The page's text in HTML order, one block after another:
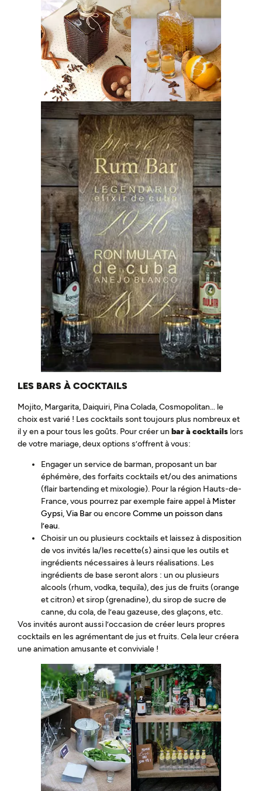
LES BARS À COCKTAILS
Mojito, Margarita, Daiquiri, Pina Colada, Cosmopolitan… le
choix est varié ! Les cocktails sont toujours plus nombreux et
il y en a pour tous les goûts. Pour créer un bar à cocktails lors
de votre mariage, deux options s’offrent à vous:
Engager un service de barman, proposant un bar
éphémère, des forfaits cocktails et/ou des animations
(flair bartending et mixologie). Pour la région Hauts-de-
France, vous pourrez par exemple faire appel à Mister
Gypsi,Via Barou encoreComme un poisson dans
l’eau.
Choisir un ou plusieurs cocktails et laissez à disposition
de vos invités la/les recette(s) ainsi que les outils et
ingrédients nécessaires à leurs réalisations. Les
ingrédients de base seront alors : un ou plusieurs
alcools (rhum, vodka, tequila), des jus de fruits (orange
et citron) et sirop (grenadine), du sirop de sucre de
canne, du cola, de l’eau gazeuse, des glaçons, etc.
Vos invités auront aussi l’occasion de créer leurs propres
cocktails en les agrémentant de jus et fruits. Cela leur créera
une animation amusante et conviviale !